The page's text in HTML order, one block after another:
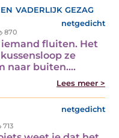
vaderlijk gezag
netgedicht
870
fluiten. Het
ze
naar buiten.…
Lees meer >
netgedicht
713